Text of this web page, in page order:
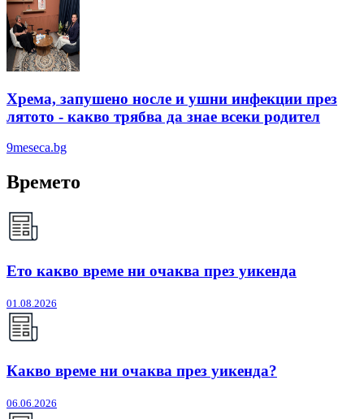
Хрема, запушено носле и ушни инфекции през
лятотo - какво трябва да знае всеки родител
9meseca.bg
Времето
Ето какво време ни очаква през уикенда
01.08.2026
Какво време ни очаква през уикенда?
06.06.2026